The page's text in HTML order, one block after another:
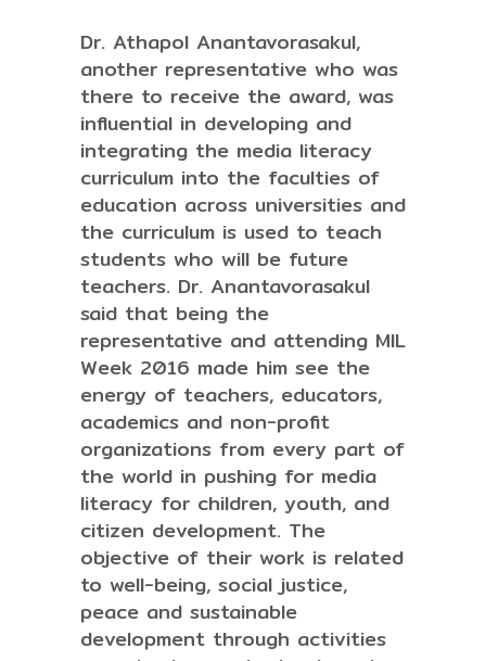
Dr. Athapol Anantavorasakul,
another representative who was
there to receive the award, was
influential in developing and
integrating the media literacy
curriculum into the faculties of
education across universities and
the curriculum is used to teach
students who will be future
teachers. Dr. Anantavorasakul
said that being the
representative and attending MIL
Week 2016 made him see the
energy of teachers, educators,
academics and non-profit
organizations from every part of
the world in pushing for media
literacy for children, youth, and
citizen development. The
objective of their work is related
to well-being, social justice,
peace and sustainable
development through activities